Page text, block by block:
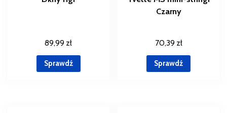
89,99 zł
Sprawdź
Czarny
70,39 zł
Sprawdź